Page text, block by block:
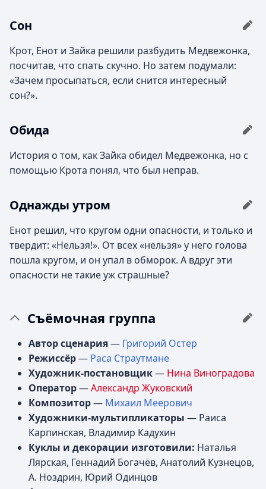
Сон
Крот, Енот и Зайка решили разбудить Медвежонка,
посчитав, что спать скучно. Но затем подумали:
«Зачем просыпаться, если снится интересный
сон?».
Обида
История о том, как Зайка обидел Медвежонка, но с
помощью Крота понял, что был неправ.
Однажды утром
Енот решил, что кругом одни опасности, и только и
твердит: «Нельзя!». От всех «нельзя» у него голова
пошла кругом, и он упал в обморок. А вдруг эти
опасности не такие уж страшные?
Съёмочная группа
Автор сценария— Григорий Остер
Режиссёр— Раса Страутмане
Художник-постановщик— Нина Виноградова
Оператор—Александр Жуковский
Композитор— Михаил Меерович
Художники-мультипликаторы — Раиса
Карпинская, Владимир Кадухин
Куклы и декорации изготовили: Наталья
Лярская, Геннадий Богачёв, Анатолий Кузнецов,
А. Ноздрин, Юрий Одинцов